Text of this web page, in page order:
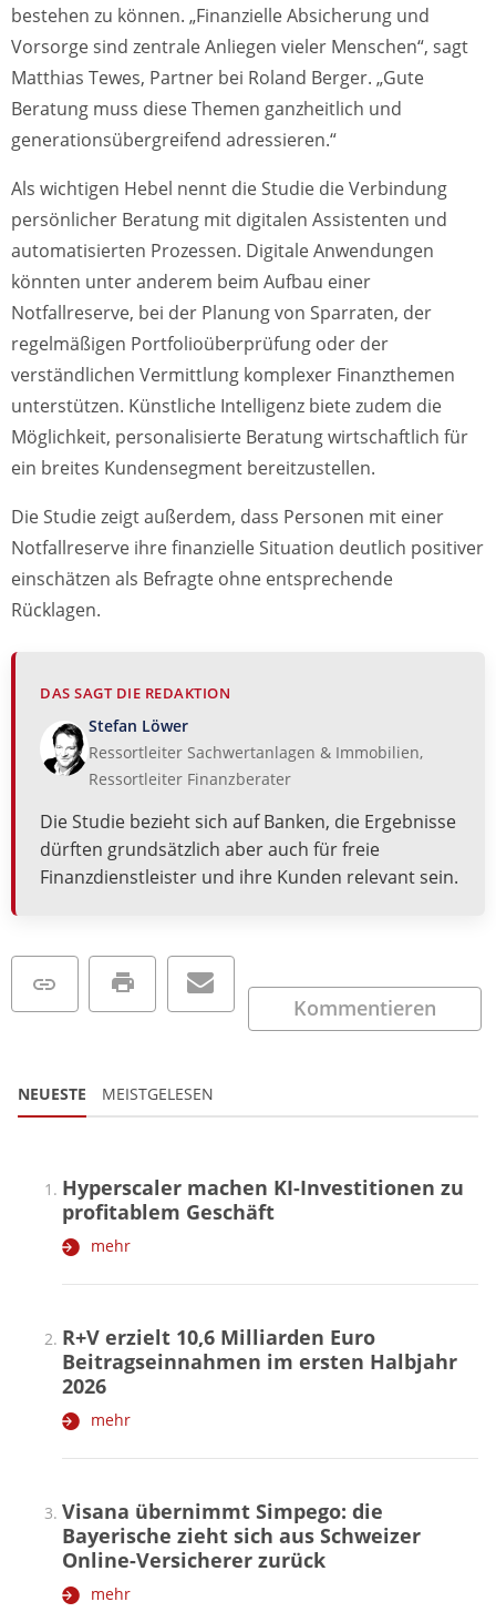
bestehen zu können. „Finanzielle Absicherung und
Vorsorge sind zentrale Anliegen vieler Menschen“, sagt
Matthias Tewes, Partner bei Roland Berger. „Gute
Beratung muss diese Themen ganzheitlich und
generationsübergreifend adressieren.“
Als wichtigen Hebel nennt die Studie die Verbindung
persönlicher Beratung mit digitalen Assistenten und
automatisierten Prozessen. Digitale Anwendungen
könnten unter anderem beim Aufbau einer
Notfallreserve, bei der Planung von Sparraten, der
regelmäßigen Portfolioüberprüfung oder der
verständlichen Vermittlung komplexer Finanzthemen
unterstützen. Künstliche Intelligenz biete zudem die
Möglichkeit, personalisierte Beratung wirtschaftlich für
ein breites Kundensegment bereitzustellen.
Die Studie zeigt außerdem, dass Personen mit einer
Notfallreserve ihre finanzielle Situation deutlich positiver
einschätzen als Befragte ohne entsprechende
Rücklagen.
DAS SAGT DIE REDAKTION
Stefan Löwer
Ressortleiter Sachwertanlagen & Immobilien,
Ressortleiter Finanzberater
Die Studie bezieht sich auf Banken, die Ergebnisse
dürften grundsätzlich aber auch für freie
Finanzdienstleister und ihre Kunden relevant sein.
Kommentieren
NEUESTE MEISTGELESEN
Hyperscaler machen KI-Investitionen zu
profitablem Geschäft
mehr
R+V erzielt 10,6 Milliarden Euro
Beitragseinnahmen im ersten Halbjahr
2026
mehr
Visana übernimmt Simpego: die
Bayerische zieht sich aus Schweizer
Online-Versicherer zurück
mehr